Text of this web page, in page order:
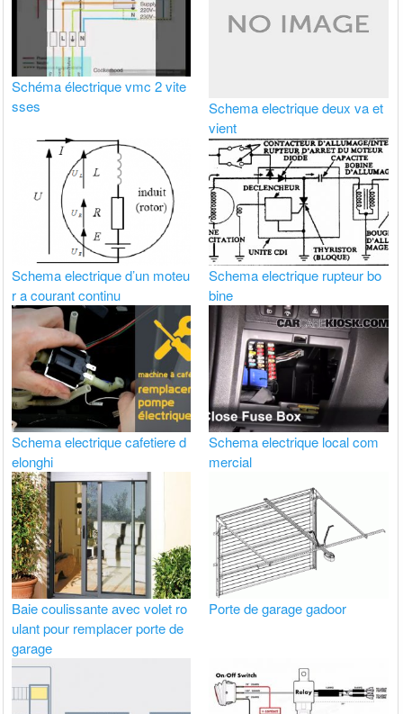
Schéma électrique vmc 2 vite
sses
Schema electrique deux va et
vient
Schema electrique d’un moteu
r a courant continu
Schema electrique rupteur bo
bine
Schema electrique cafetiere d
elonghi
Schema electrique local com
mercial
Baie coulissante avec volet ro
ulant pour remplacer porte de
garage
Porte de garage gadoor